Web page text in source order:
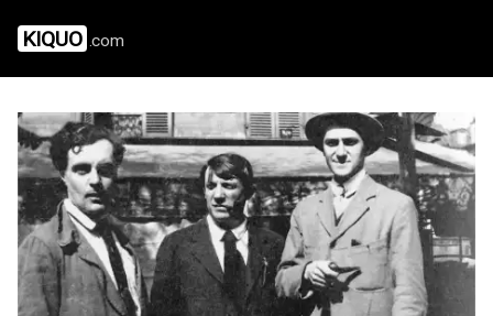
KIQUO .com